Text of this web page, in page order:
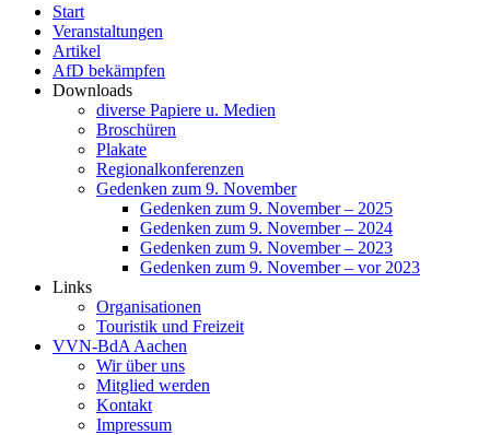
Start
Veranstaltungen
Artikel
AfD bekämpfen
Downloads
diverse Papiere u. Medien
Broschüren
Plakate
Regionalkonferenzen
Gedenken zum 9. November
Gedenken zum 9. November – 2025
Gedenken zum 9. November – 2024
Gedenken zum 9. November – 2023
Gedenken zum 9. November – vor 2023
Links
Organisationen
Touristik und Freizeit
VVN-BdA Aachen
Wir über uns
Mitglied werden
Kontakt
Impressum